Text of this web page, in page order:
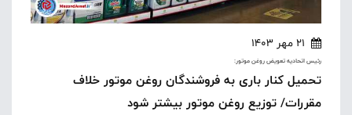
21 مهر 1403
رئیس اتحادیه تعویض روغن موتور:
تحمیل کنار باری به فروشندگان روغن موتور خلاف
مقررات/ توزیع روغن موتور بیشتر شود